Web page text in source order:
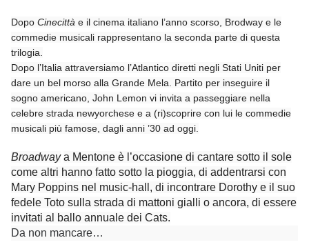
Dopo Cinecittà e il cinema italiano l’anno scorso, Brodway e le
commedie musicali rappresentano la seconda parte di questa
trilogia.
Dopo l’Italia attraversiamo l’Atlantico diretti negli Stati Uniti per
dare un bel morso alla Grande Mela. Partito per inseguire il
sogno americano, John Lemon vi invita a passeggiare nella
celebre strada newyorchese e a (ri)scoprire con lui le commedie
musicali più famose, dagli anni ’30 ad oggi.
Broadway a Mentone è l’occasione di cantare sotto il sole
come altri hanno fatto sotto la pioggia, di addentrarsi con
Mary Poppins nel music-hall, di incontrare Dorothy e il suo
fedele Toto sulla strada di mattoni gialli o ancora, di essere
invitati al ballo annuale dei Cats.
Da non mancare…